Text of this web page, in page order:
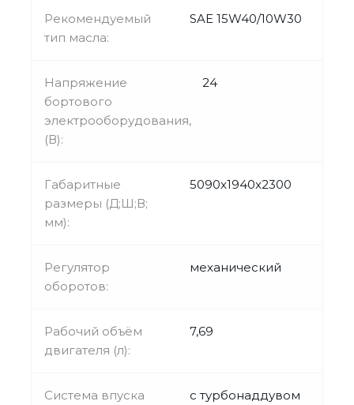
Рекомендуемый
тип масла:
SAE 15W40/10W30
Напряжение
бортового
электрооборудования,
(В):
24
Габаритные
размеры (Д;Ш;В;
мм):
5090x1940x2300
Регулятор
оборотов:
механический
Рабочий объём
двигателя (л):
7,69
Система впуска
с турбонаддувом